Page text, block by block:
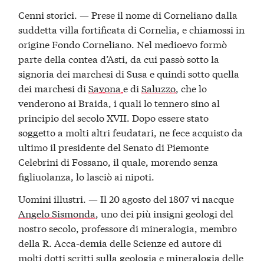
Cenni storici. — Prese il nome di Corneliano dalla
suddetta villa fortificata di Cornelia, e chiamossi in
origine Fondo Corneliano. Nel medioevo formò
parte della contea d’Asti, da cui passò sotto la
signoria dei marchesi di Susa e quindi sotto quella
dei marchesi diSavona e diSaluzzo, che lo
venderono ai Braida, i quali lo tennero sino al
principio del secolo XVII. Dopo essere stato
soggetto a molti altri feudatari, ne fece acquisto da
ultimo il presidente del Senato di Piemonte
Celebrini di Fossano, il quale, morendo senza
figliuolanza, lo lasciò ai nipoti.
Uomini illustri. — Il 20 agosto del 1807 vi nacque
Angelo Sismonda, uno dei più insigni geologi del
nostro secolo, professore di mineralogia, membro
della R. Acca-demia delle Scienze ed autore di
molti dotti scritti sulla geologia e mineralogia delle